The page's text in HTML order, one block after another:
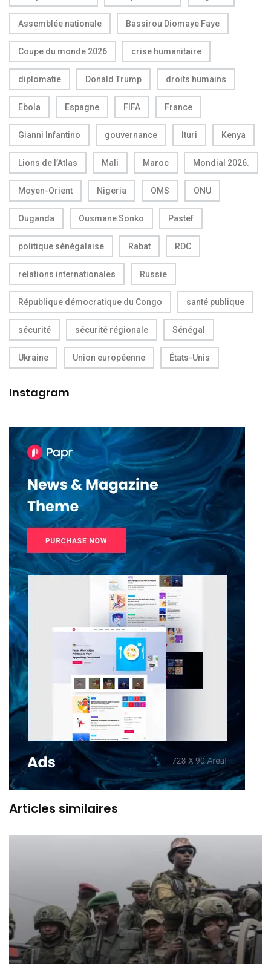
Assemblée nationale Bassirou Diomaye Faye
Coupe du monde 2026 crise humanitaire
diplomatie Donald Trump droits humains
Ebola Espagne FIFA France
Gianni Infantino gouvernance Ituri Kenya
Lions de l’Atlas Mali Maroc Mondial 2026.
Moyen-Orient Nigeria OMS ONU
Ouganda Ousmane Sonko Pastef
politique sénégalaise Rabat RDC
relations internationales Russie
République démocratique du Congo santé publique
sécurité sécurité régionale Sénégal
Ukraine Union européenne États-Unis
Instagram
Articles similaires